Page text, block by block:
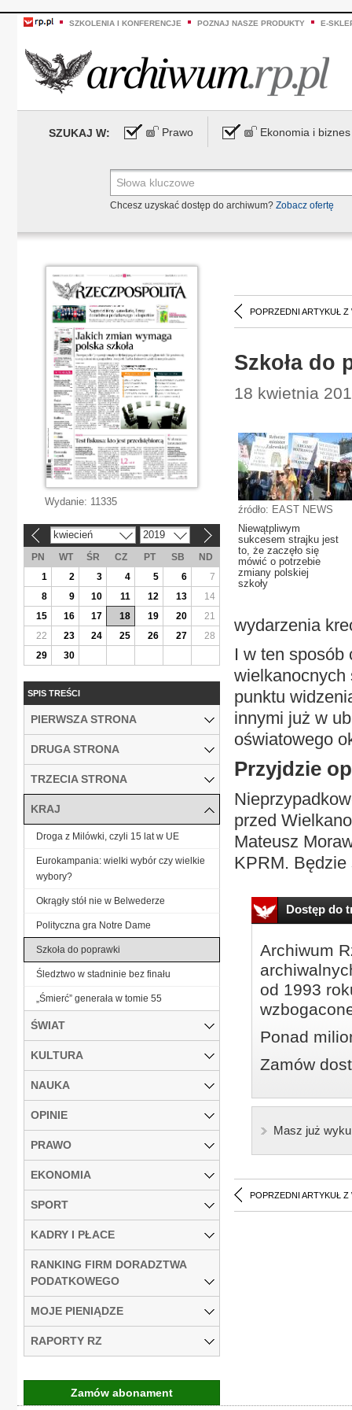
SZKOLENIA I KONFERENCJE POZNAJ NASZE PRODUKTY E-
SZUKAJ W: Prawo Ekonomia i biznes
Chcesz uzyskać dostęp do archiwum? Zobacz ofertę
POPRZEDNI ARTYKUŁ Z
Szkoła do
18 kwietnia
źródło: EAST NEWS
Niewątpliwym
sukcesem strajku jest
to, że zaczęło się
mówić o potrzebie
zmiany polskiej
szkoły
wydarzenia
I w ten sposób
wielkanocnych
punktu
innymi już w
oświatowego
Przyjdzie
przed
Mateusz
KPRM. Będzie
Dostęp do
Archiwum
od 1993
Ponad
Zamów
Masz już
POPRZEDNI ARTYKUŁ Z
Wydanie: 11335
kwiecień 2019
PN WT ŚR CZ PT SB
ND
1
2 3 4 5 6
7
8
9 10 11 12 13
14
15
16 17 18 19 20
21
22
23 24 25 26 27
28
29
30
SPIS TREŚCI
PIERWSZA STRONA
DRUGA STRONA
TRZECIA STRONA
KRAJ
Droga z Milówki, czyli 15 lat w UE
Eurokampania: wielki wybór czy wielkie
wybory?
Okrągły stół nie w Belwederze
Polityczna gra Notre Dame
Szkoła do poprawki
Śledztwo w stadninie bez finału
„Śmierć” generała w tomie 55
ŚWIAT
KULTURA
NAUKA
OPINIE
PRAWO
EKONOMIA
SPORT
KADRY I PŁACE
RANKING FIRM DORADZTWA
PODATKOWEGO
MOJE PIENIĄDZE
RAPORTY RZ
Zamów abonament